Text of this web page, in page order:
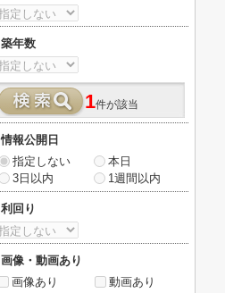
築年数
1件が該当
情報公開日
指定しない
本日
3日以内
1週間以内
利回り
画像・動画あり
画像あり
動画あり